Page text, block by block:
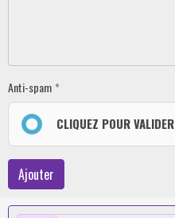
Anti-spam
CLIQUEZ POUR VALIDER
Ajouter